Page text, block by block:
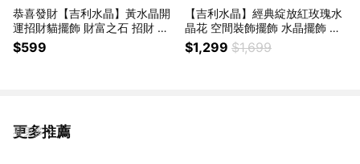
恭喜發財【吉利水晶】黃水晶開
運招財貓擺飾 財富之石 招財 幸
運水晶 幸運物 店面招財聚財擺
飾 辦公小物 風水擺飾 水晶滴膠
$599
【吉利水晶】經典綻放紅玫瑰水
晶花 空間裝飾擺飾 水晶擺飾 生
日禮物 情人節禮物
$1,299 $1,699
更多推薦
看更多